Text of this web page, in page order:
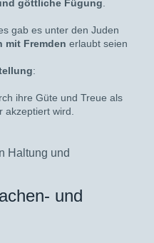
göttliche Fügung.
gab es unter den Juden
mit Fremden erlaubt seien
:
ihre Güte und Treue als
akzeptiert wird.
Haltung und
und